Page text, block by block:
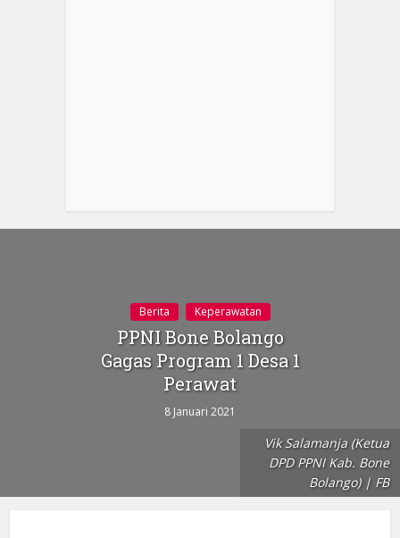
Berita Keperawatan
PPNI Bone Bolango
Gagas Program 1 Desa 1
Perawat
8 Januari 2021
Vik Salamanja (Ketua
DPD PPNI Kab. Bone
Bolango) | FB